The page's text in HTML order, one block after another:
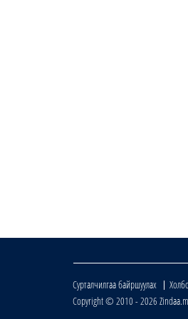
Сурталчилгаа байршуулах
Copyright © 2010 - 2026